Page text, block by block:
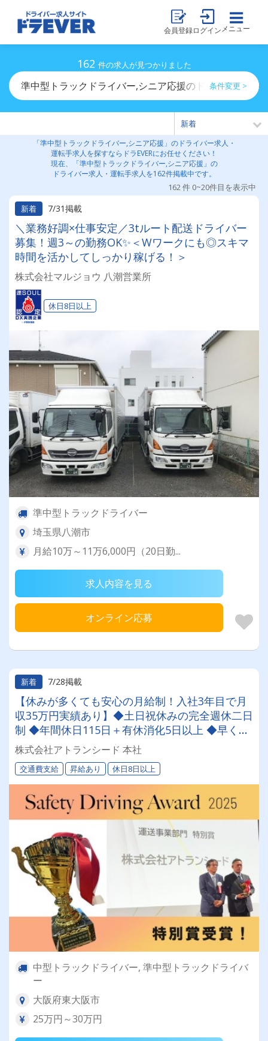
会員登録ログイン メニュー
162 件の求人が見つかりました
準中型トラックドライバー,シニア応援のドライバー求人
条件変更 >
「準中型トラックドライバー,シニア応援」のドライバー求人・
運転手求人を探すならドラEVERにお任せください！
現在、「準中型トラックドライバー,シニア応援」の
ドライバー求人・運転手求人を162件掲載中です。
162 件 0~20件目を表示中
新着
7/31掲載
＼業務好調×仕事安定／3tルート配送ドライバー
募集！週3～の勤務OK✨＜Wワークにも◎スキマ
時間を活かしてしっかり稼げる！＞
株式会社マルジョウ 八潮営業所
休日8日以上
準中型トラックドライバー
埼玉県八潮市
月給10万～11万6,000円（20日勤...
求人内容を見る
オンライン応募
新着 7/28掲載
【休みが多くても安心の月給制！入社3年目で月
収35万円実績あり】◆土日祝休みの完全週休二日
制 ◆年間休日115日＋有休消化5日以上 ◆早く帰
れて嬉しい！5:40～15:30の勤務時間
株式会社アトランシード 本社
交通費支給 昇給あり 休日8日以上
中型トラックドライバー, 準中型トラックドライバ
ー
大阪府東大阪市
25万円～30万円